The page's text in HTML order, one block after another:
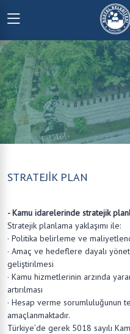
STRATEJİK PLAN
- Kamu idarelerinde stratejik
Stratejik planlama yaklaşımı ile:
· Politika belirleme ve
· Amaç ve hedeflere dayalı
geliştirilmesi
· Kamu hizmetlerinin arzında
artırılması
· Hesap verme sorumluluğunun
amaçlanmaktadır.
Türkiye’de gerek 5018 sayılı